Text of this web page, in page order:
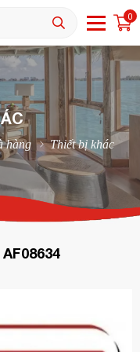
0
hàng Thiết bị khác